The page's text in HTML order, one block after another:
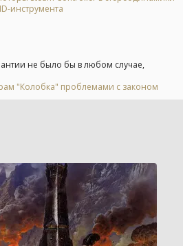
инструмента
не было бы в любом случае,
"Колобка" проблемами с законом